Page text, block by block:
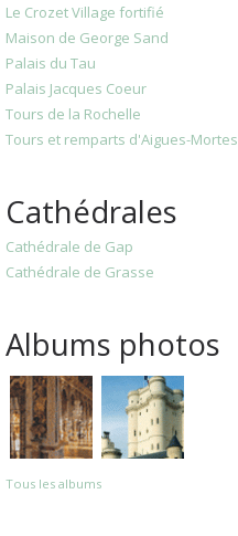
Le Crozet Village fortifié
Maison de George Sand
Palais du Tau
Palais Jacques Coeur
Tours de la Rochelle
Tours et remparts d'Aigues-Mortes
Cathédrales
Cathédrale de Gap
Cathédrale de Grasse
Albums photos
Tous les albums